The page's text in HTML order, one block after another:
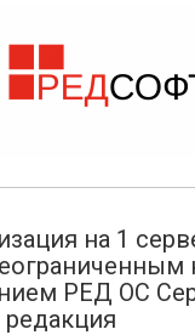
на 1
РЕД ОС
редакция